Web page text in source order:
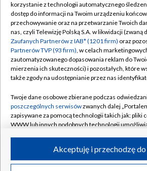
TVP
Abonament TVP
Emisja w TVP
Centrum informacji TVP
Naziemna Telewizja Cyfrowa
Rada Programowa
System NOS
Informacje o nadawcy
Program dla prasy
Regulamin TVP
Polityka
Moje zgody
Pomoc
Kontakt
Kanały
©2026 Telewizja Polska S.A.
korzystanie z technologii automatycznego
dostęp do informacji na Twoim urządzeniu
przechowywanie oraz na przetwarzanie Twoich
nas, czyli Telewizję Polską S.A. w likwidacji (zwaną
Zaufanych Partnerów z IAB* (1201 firm) oraz
Partnerów TVP (93 firm), w celach
zautomatyzowanego dopasowania reklam do
mierzenia ich skuteczności) i pozostałych, które
także zgody na udostępnianie przez nas
Twoje dane osobowe zbierane podczas
poszczególnych serwisówzwanych dalej
zapisywane za pomocą technologii takich jak: pliki
WWW lub innych podobnych technologii
ruchu w Internecie.Akceptuję i przechodzę